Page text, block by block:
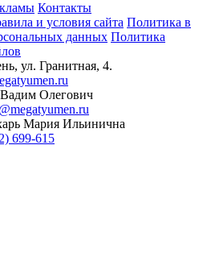
Контакты
и условия сайта Политика в
данных Политика
ул. Гранитная, 4.
Олегович
Мария Ильинична
699-615